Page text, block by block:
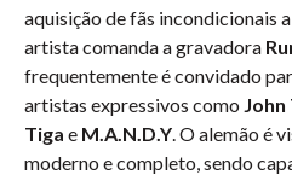
aquisição de fãs incondicionais
artista comanda a gravadora
frequentemente é convidado
artistas expressivos como John
Tiga e M.A.N.D.Y. O alemão é
moderno e completo, sendo